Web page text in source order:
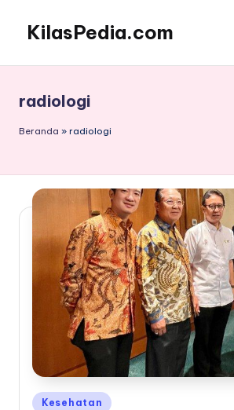
content
KilasPedia.com
Terdepan
radiologi
Beranda » radiologi
Posted
Kesehatan